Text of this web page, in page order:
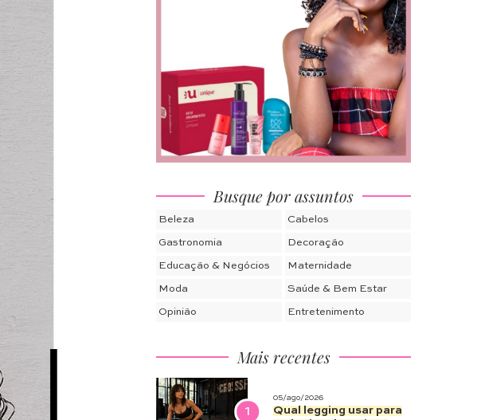
Busque por assuntos
Beleza Cabelos
Gastronomia Decoração
Educação & Negócios Maternidade
Moda Saúde & Bem Estar
Opinião Entretenimento
Mais recentes
1
05/ago/2026
Qual legging usar para